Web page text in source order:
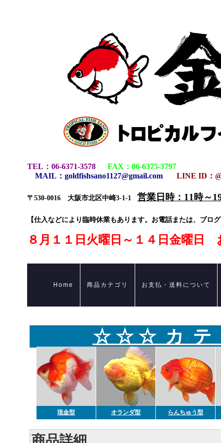
TEL ： 06-6371-3578 FAX ： 06-6375-3797
MAIL ： goldfishsano1127@gmail.com LINE ID：
〒530-0016 大阪市北区中崎3-1-1 営業日時：11時～
【仕入などにより臨時休業もあります。お電話または、ブロ
８月１１日火曜日～１４日金曜日
Home 商品カテゴリ お支払・送料について
☆ ☆ ☆ カ テ
琉金型 オランダ型 らんちゅう型